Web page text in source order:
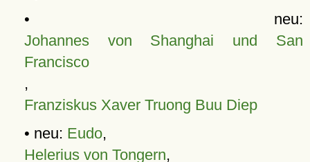
• neu:
Johannes von Shanghai und San
Francisco
,
Franziskus Xaver Truong Buu Diep
• neu: Eudo,
Helerius von Tongern,